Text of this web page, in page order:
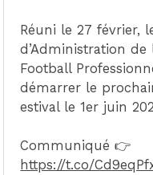
Réuni le 27 février,
d’Administration de
Football
démarrer le
estival le 1er juin
Communiqué 👉
https://t.co/